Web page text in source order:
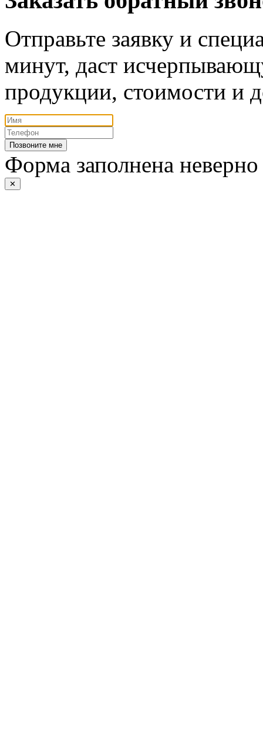
Отправьте заявку и
минут, даст
продукции, стоимости и
Позвоните мне
Форма заполнена неверно
✕